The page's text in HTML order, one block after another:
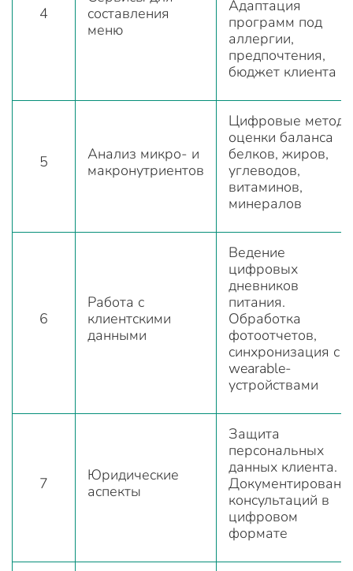
4
составления
меню
Адаптация
программ под
аллергии,
предпочтения,
бюджет клиента
5
Анализ микро- и
макронутриентов
Цифровые
оценки баланса
белков, жиров,
углеводов,
витаминов,
минералов
6
Работа с
клиентскими
данными
Ведение
цифровых
дневников
питания.
Обработка
фотоотчетов,
синхронизация с
wearable-
устройствами
7
Юридические
аспекты
Защита
персональных
данных клиента.
консультаций в
цифровом
формате